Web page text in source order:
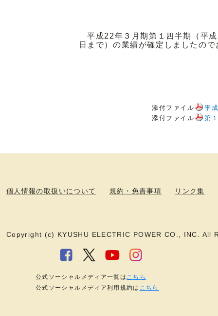
平成22年３月期第１四半期（平
日まで）の業績が確定しましたの
添付ファイル
平
添付ファイル
第
個人情報の取扱いについて 規約・免責事項 リンク集
Copyright (c) KYUSHU ELECTRIC POWER CO., INC. All
公式ソーシャルメディア一覧は こちら
公式ソーシャルメディア利用規約は こちら